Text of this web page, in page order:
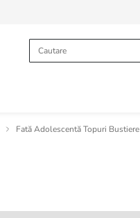
Fată Adolescentă Topuri Bustiere